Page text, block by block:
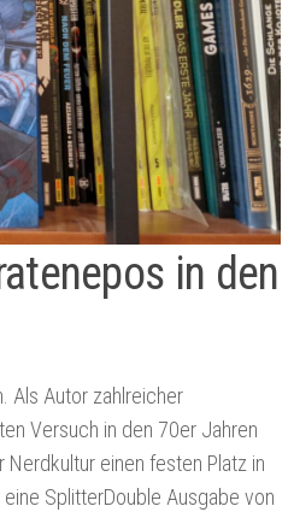
in den
Als Autor zahlreicher
Versuch in den 70er Jahren
einen festen Platz in
SplitterDouble Ausgabe von